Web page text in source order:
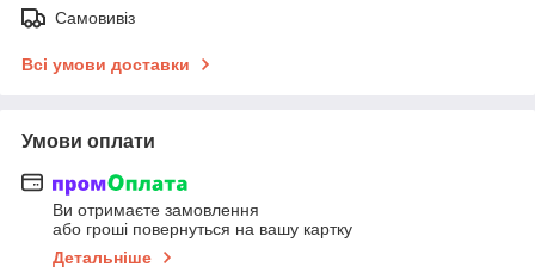
Самовивіз
Всі умови доставки
Умови оплати
Ви отримаєте замовлення
або гроші повернуться на вашу картку
Детальніше